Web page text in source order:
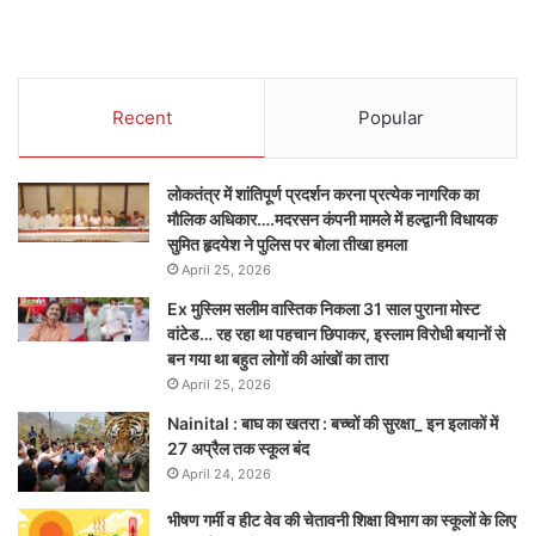
Recent Popular
लोकतंत्र में शांतिपूर्ण प्रदर्शन करना प्रत्येक नागरिक का
मौलिक अधिकार….मदरसन कंपनी मामले में हल्द्वानी विधायक
सुमित हृदयेश ने पुलिस पर बोला तीखा हमला
April 25, 2026
Ex मुस्लिम सलीम वास्तिक निकला 31 साल पुराना मोस्ट
वांटेड… रह रहा था पहचान छिपाकर, इस्लाम विरोधी बयानों से
बन गया था बहुत लोगों की आंखों का तारा
April 25, 2026
Nainital : बाघ का खतरा : बच्चों की सुरक्षा_ इन इलाकों में
27 अप्रैल तक स्कूल बंद
April 24, 2026
भीषण गर्मी व हीट वेव की चेतावनी शिक्षा विभाग का स्कूलों के लिए